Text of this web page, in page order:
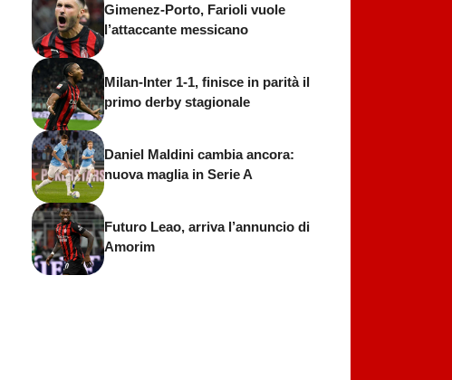
Gimenez-Porto, Farioli vuole
l’attaccante messicano
Milan-Inter 1-1, finisce in parità il
primo derby stagionale
Daniel Maldini cambia ancora:
nuova maglia in Serie A
Futuro Leao, arriva l’annuncio di
Amorim